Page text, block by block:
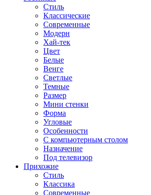
Стиль
Классические
Современные
Модерн
Хай-тек
Цвет
Белые
Венге
Светлые
Темные
Размер
Мини стенки
Форма
Угловые
Особенности
С компьютерным столом
Назначение
Под телевизор
Прихожие
Стиль
Классика
Современные